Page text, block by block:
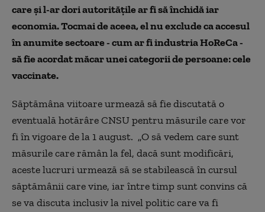
care și l-ar dori autoritățile ar fi să închidă iar
economia. Tocmai de aceea, el nu exclude ca accesul
în anumite sectoare - cum ar fi industria HoReCa -
să fie acordat măcar unei categorii de persoane: cele
vaccinate.
Săptămâna viitoare urmează să fie discutată o
eventuală hotărâre CNSU pentru măsurile care vor
fi în vigoare de la 1 august. „O să vedem care sunt
măsurile care rămân la fel, dacă sunt modificări,
aceste lucruri urmează să se stabilească în cursul
săptămânii care vine, iar între timp sunt convins că
se va discuta inclusiv la nivel politic care va fi